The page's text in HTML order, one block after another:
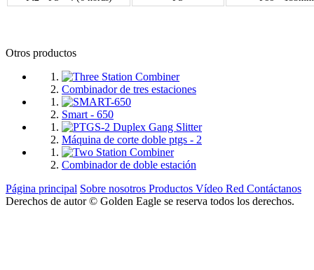
Otros productos
Combinador de tres estaciones
Smart - 650
Máquina de corte doble ptgs - 2
Combinador de doble estación
Página principal Sobre nosotros Productos Vídeo Red Contáctanos
Derechos de autor © Golden Eagle se reserva todos los derechos.